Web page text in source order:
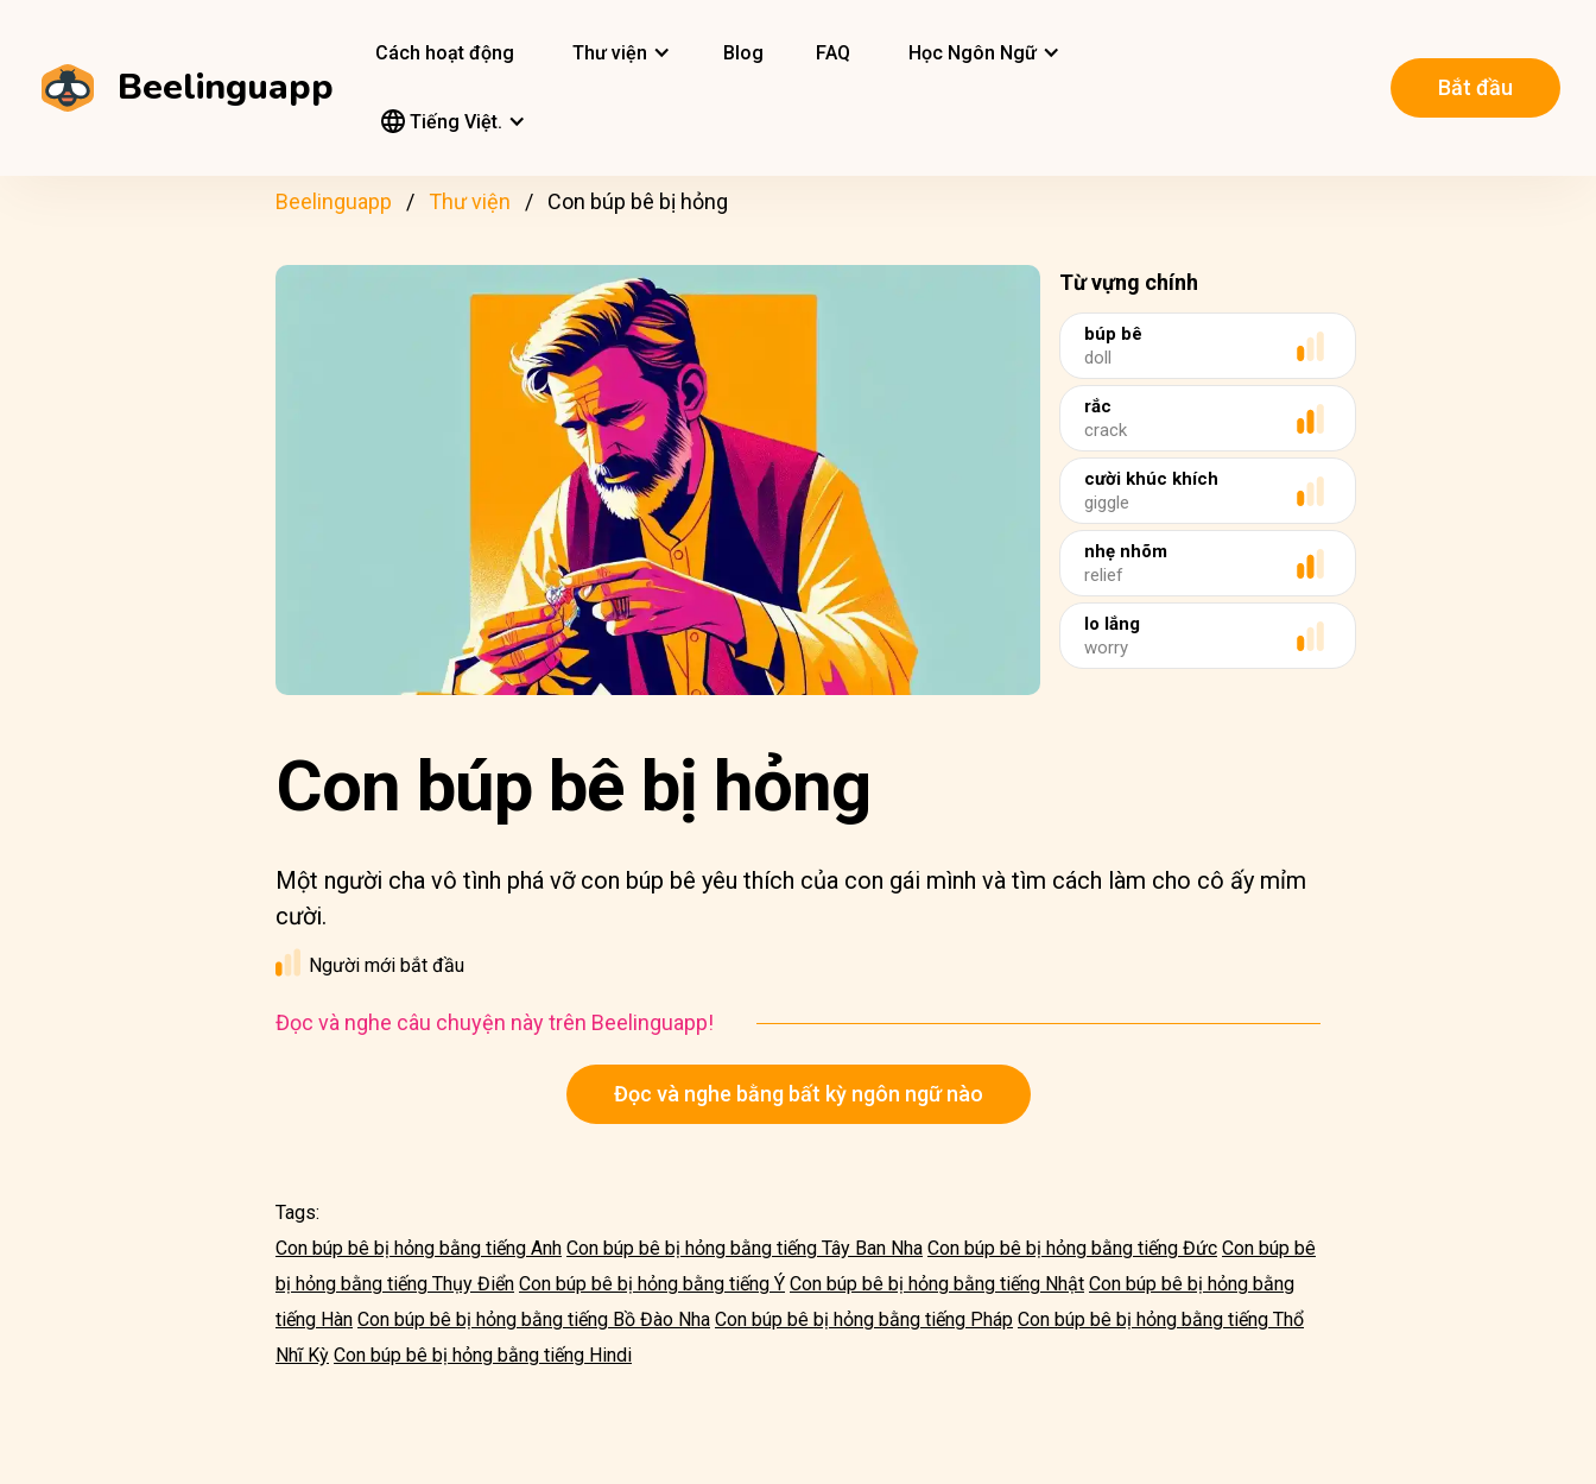
Beelinguapp
Cách hoạt động Thư viện Blog FAQ Học Ngôn Ngữ
Tiếng Việt.
Bắt đầu
Beelinguapp Thư viện Con búp bê bị hỏng
Từ vựng chính
búp bê
doll
rắc
crack
cười khúc khích
giggle
nhẹ nhõm
relief
lo lắng
worry
Con búp bê bị hỏng
Một người cha vô tình phá vỡ con búp bê yêu thích của con gái mình và tìm cách làm cho cô ấy mỉm
cười.
Người mới bắt đầu
Đọc và nghe câu chuyện này trên Beelinguapp!
Đọc và nghe bằng bất kỳ ngôn ngữ nào
Tags:
Con búp bê bị hỏng bằng tiếng Anh Con búp bê bị hỏng bằng tiếng Tây Ban Nha Con búp bê bị hỏng bằng tiếng Đức Con búp bê
bị hỏng bằng tiếng Thụy Điển Con búp bê bị hỏng bằng tiếng Ý Con búp bê bị hỏng bằng tiếng Nhật Con búp bê bị hỏng bằng
tiếng Hàn Con búp bê bị hỏng bằng tiếng Bồ Đào Nha Con búp bê bị hỏng bằng tiếng Pháp Con búp bê bị hỏng bằng tiếng Thổ
Nhĩ Kỳ Con búp bê bị hỏng bằng tiếng Hindi